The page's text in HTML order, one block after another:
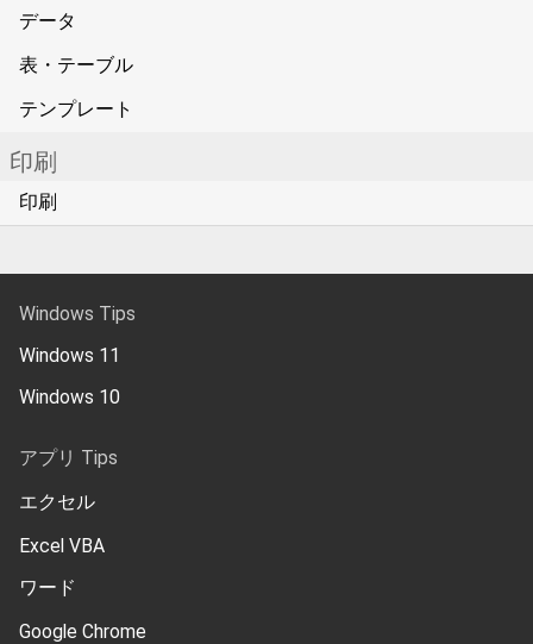
データ
表・テーブル
テンプレート
印刷
印刷
Windows Tips
Windows 11
Windows 10
アプリ Tips
エクセル
Excel VBA
ワード
Google Chrome